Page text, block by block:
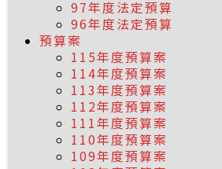
97年度法定預算
96年度法定預算
預算案
115年度預算案
114年度預算案
113年度預算案
112年度預算案
111年度預算案
110年度預算案
109年度預算案